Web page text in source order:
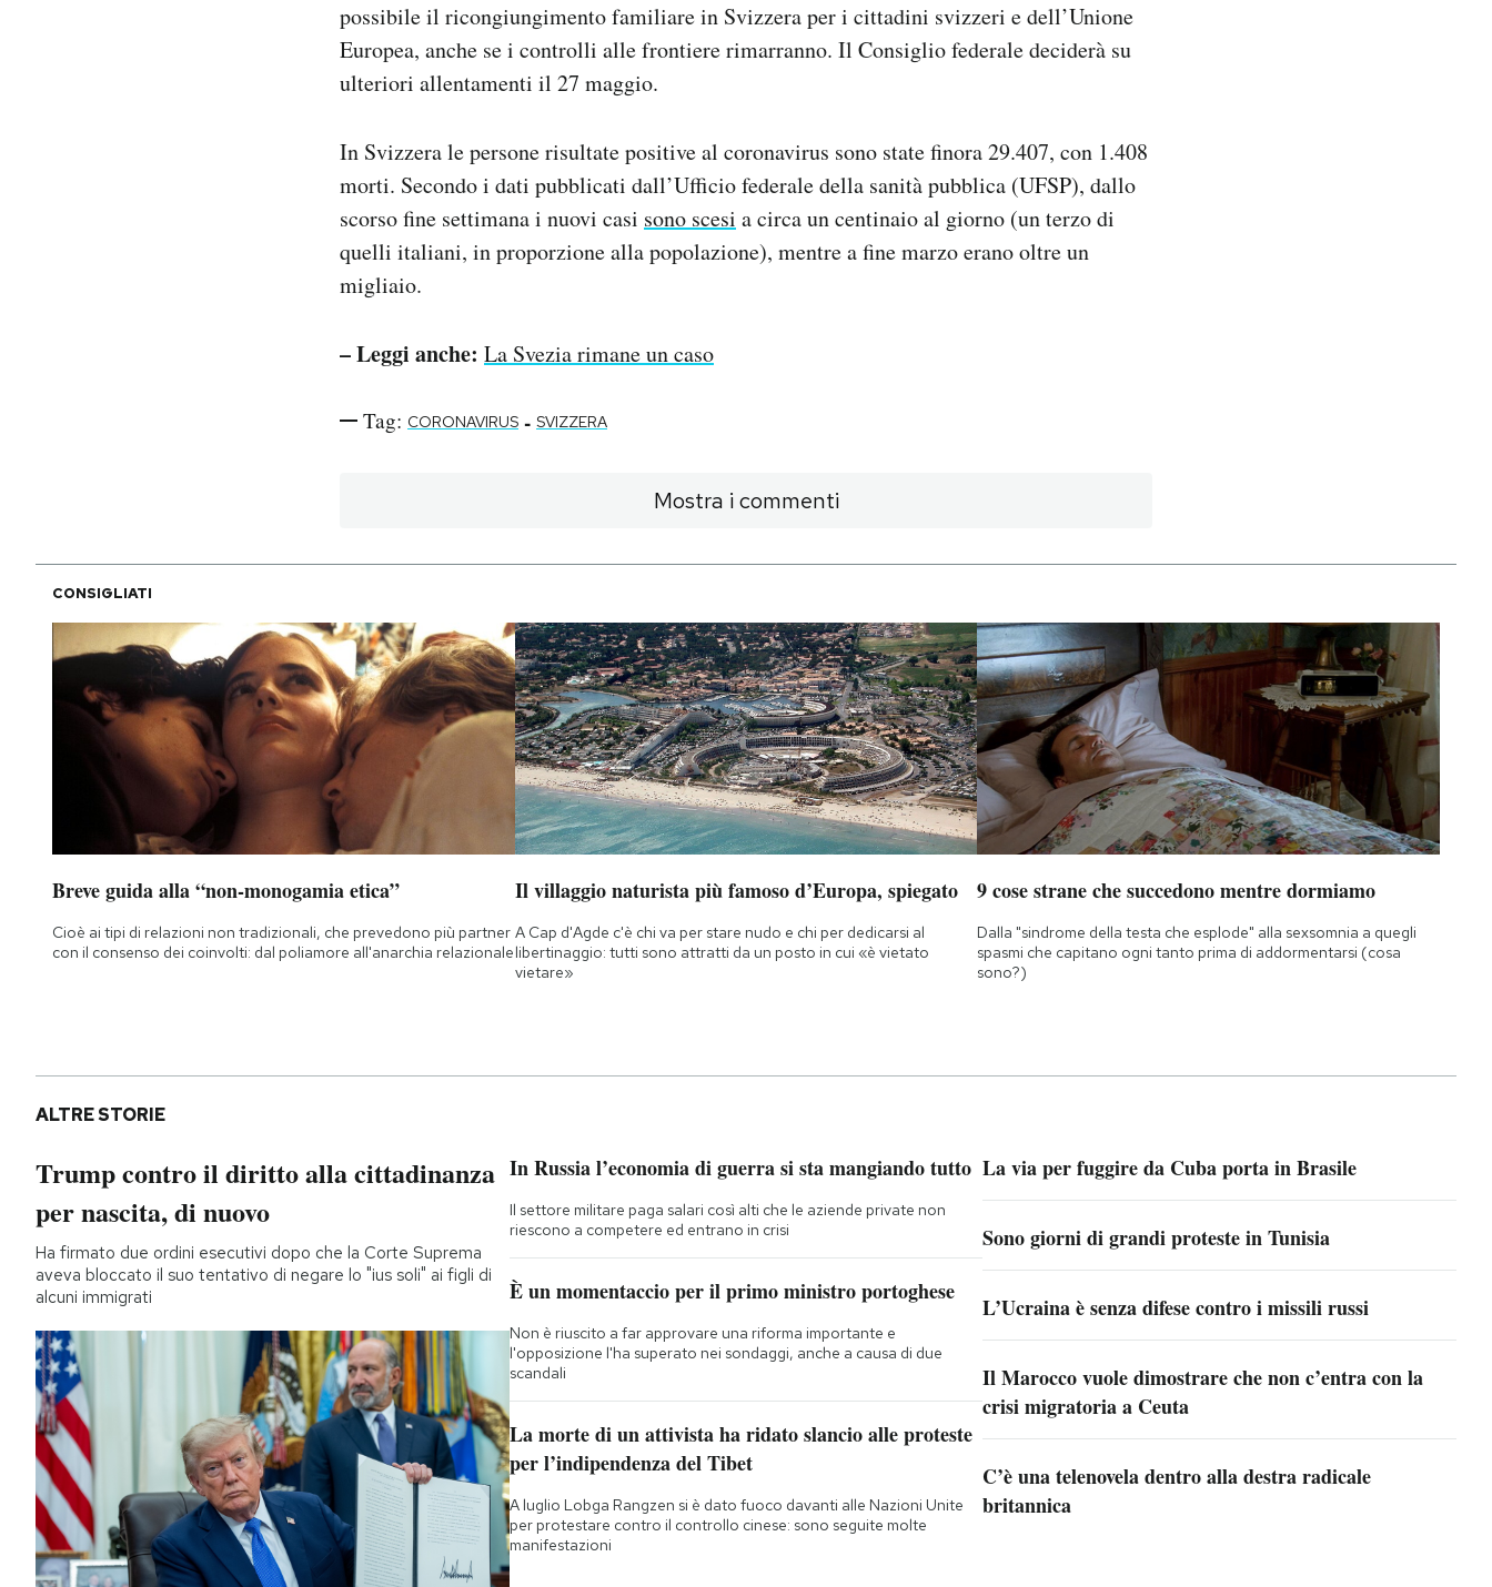
possibile il ricongiungimento familiare in Svizzera per i cittadini svizzeri e dell’Unione
Europea, anche se i controlli alle frontiere rimarranno. Il Consiglio federale deciderà su
ulteriori allentamenti il 27 maggio.
In Svizzera le persone risultate positive al coronavirus sono state finora 29.407, con 1.408
morti. Secondo i dati pubblicati dall’Ufficio federale della sanità pubblica (UFSP), dallo
scorso fine settimana i nuovi casi sono scesi a circa un centinaio al giorno (un terzo di
quelli italiani, in proporzione alla popolazione), mentre a fine marzo erano oltre un
migliaio.
– Leggi anche: La Svezia rimane un caso
Tag: CORONAVIRUS - SVIZZERA
Mostra i commenti
CONSIGLIATI
Breve guida alla “non-monogamia etica”
Cioè ai tipi di relazioni non tradizionali, che prevedono più partner
con il consenso dei coinvolti: dal poliamore all'anarchia relazionale
Il villaggio naturista più famoso d’Europa, spiegato
A Cap d'Agde c'è chi va per stare nudo e chi per dedicarsi al
libertinaggio: tutti sono attratti da un posto in cui «è vietato
vietare»
9 cose strane che succedono mentre dormiamo
Dalla "sindrome della testa che esplode" alla sexsomnia a quegli
spasmi che capitano ogni tanto prima di addormentarsi (cosa
sono?)
ALTRE STORIE
Trump contro il diritto alla cittadinanza
per nascita, di nuovo
Ha firmato due ordini esecutivi dopo che la Corte Suprema
aveva bloccato il suo tentativo di negare lo "ius soli" ai figli di
alcuni immigrati
In Russia l’economia di guerra si sta mangiando tutto
Il settore militare paga salari così alti che le aziende private non
riescono a competere ed entrano in crisi
È un momentaccio per il primo ministro portoghese
Non è riuscito a far approvare una riforma importante e
l'opposizione l'ha superato nei sondaggi, anche a causa di due
scandali
La morte di un attivista ha ridato slancio alle proteste
per l’indipendenza del Tibet
A luglio Lobga Rangzen si è dato fuoco davanti alle Nazioni Unite
per protestare contro il controllo cinese: sono seguite molte
manifestazioni
La via per fuggire da Cuba porta in Brasile
Sono giorni di grandi proteste in Tunisia
L’Ucraina è senza difese contro i missili russi
Il Marocco vuole dimostrare che non c’entra con la
crisi migratoria a Ceuta
C’è una telenovela dentro alla destra radicale
britannica